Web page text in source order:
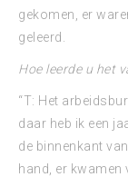
gekomen, er
geleerd.
Hoe leerde u het
“T: Het
daar heb ik een
de binnenkant
hand, er kwamen